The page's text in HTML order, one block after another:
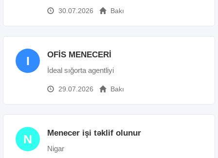
30.07.2026 Bakı
I OFİS MENECERİ
İdeal sığorta agentliyi
29.07.2026 Bakı
N Menecer işi təklif olunur
Nigar